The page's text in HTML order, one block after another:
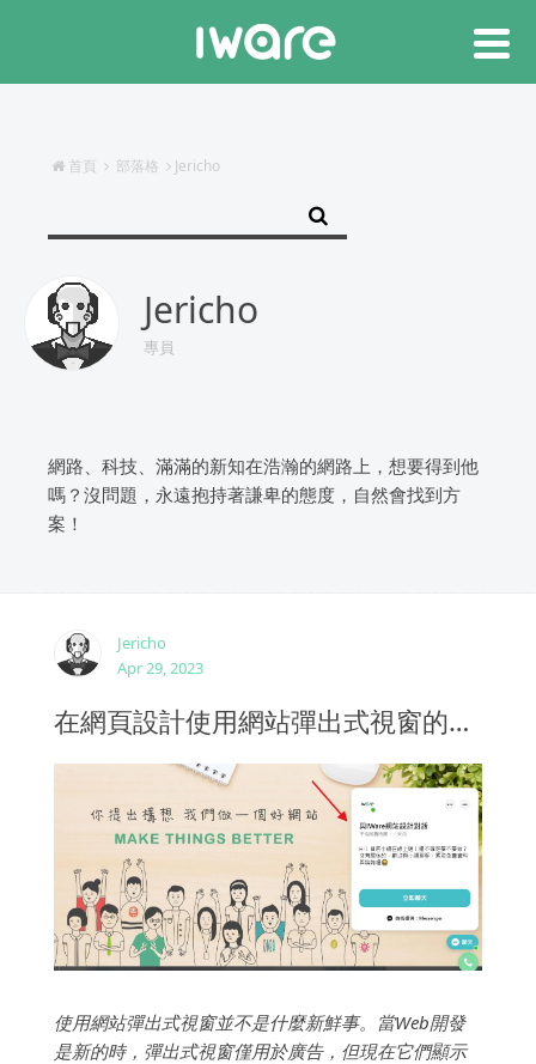
首頁 部落格 Jericho
Jericho
專員
網路、科技、滿滿的新知在浩瀚的網路上，想要得到他
嗎？沒問題，永遠抱持著謙卑的態度，自然會找到方
案！
Jericho
Apr 29, 2023
在網頁設計使用網站彈出式視窗的利弊
使用網站彈出式視窗並不是什麼新鮮事。當Web開發
是新的時，彈出式視窗僅用於廣告，但現在它們顯示